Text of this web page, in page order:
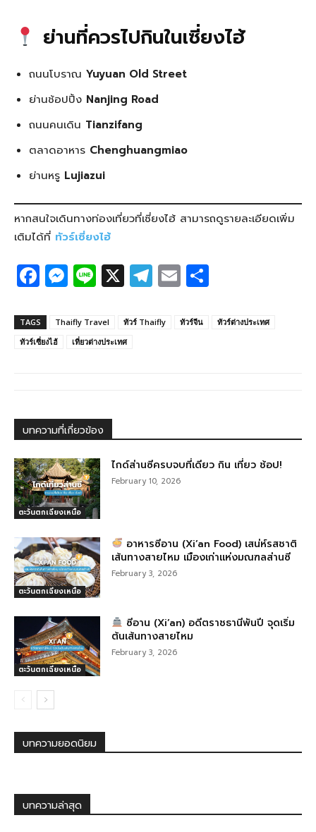
ย่านที่ควรไปกินในเซี่ยงไฮ้
ถนนโบราณ Yuyuan Old Street
ย่านช้อปปิ้ง Nanjing Road
ถนนคนเดิน Tianzifang
ตลาดอาหาร Chenghuangmiao
ย่านหรู Lujiazui
หากสนใจเดินทางท่องเที่ยวที่เซี่ยงไฮ้ สามารถดูรายละเอียดเพิ่ม
เติมได้ที่ ทัวร์เซี่ยงไฮ้
F
a
c
e
o
k
M
e
ss
e
er
Li
n
e
X T
el
e
E
m
ail ar
TAGS Thaifly Travel ทัวร์ Thaifly ทัวร์จีน
ทัวร์ต่างประเทศ
ทัวร์เซี่ยงไฮ้
เที่ยวต่างประเทศ
บทความที่เกี่ยวข้อง
ตะวันตกเฉียงเหนือ
ไกด์ส่านซีครบจบที่เดียว กิน เที่ยว ช้อป!
February 10, 2026
ตะวันตกเฉียงเหนือ
อาหารซีอาน (Xi’an Food) เสน่ห์รสชาติ
เส้นทางสายไหม เมืองเก่าแห่งมณฑลส่านซี
February 3, 2026
ตะวันตกเฉียงเหนือ
ซีอาน (Xi’an) อดีตราชธานีพันปี จุดเริ่ม
ต้นเส้นทางสายไหม
February 3, 2026
บทความยอดนิยม
บทความล่าสุด